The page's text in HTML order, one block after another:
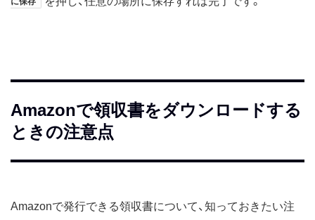
Amazonで領収書をダウンロードする
ときの注意点
Amazonで発行できる領収書について、知っておきたい注